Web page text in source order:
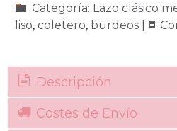
Categoría: Lazo clásico
liso coletero burdeos
Descripción
Costes de Envío